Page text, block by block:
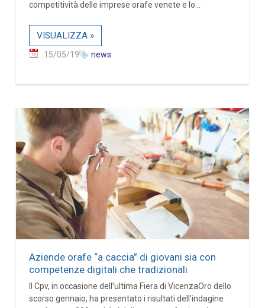
competitività delle imprese orafe venete e lo...
VISUALIZZA »
15/05/19 news
Aziende orafe “a caccia” di giovani sia con
competenze digitali che tradizionali
Il Cpv, in occasione dell’ultima Fiera di VicenzaOro dello
scorso gennaio, ha presentato i risultati dell’indagine